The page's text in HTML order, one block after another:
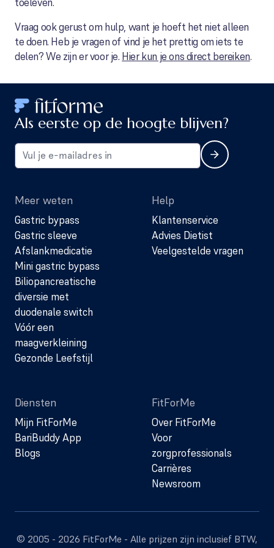
Vraag ook gerust om hulp, want je hoeft het niet alleen
te doen. Heb je vragen of vind je het prettig om iets te
delen? We zijn er voor je. Hier kun je ons direct bereiken.
Als eerste op de hoogte blijven?
Meer weten
Gastric bypass
Gastric sleeve
Afslankmedicatie
Mini gastric bypass
Biliopancreatische
diversie met
duodenale switch
Vóór een
maagverkleining
Gezonde Leefstijl
Help
Klantenservice
Advies Dietist
Veelgestelde vragen
Diensten
Mijn FitForMe
BariBuddy App
Blogs
FitForMe
Over FitForMe
Voor
zorgprofessionals
Carrières
Newsroom
© 2005 - 2026 FitForMe - Alle prijzen zijn inclusief BTW,